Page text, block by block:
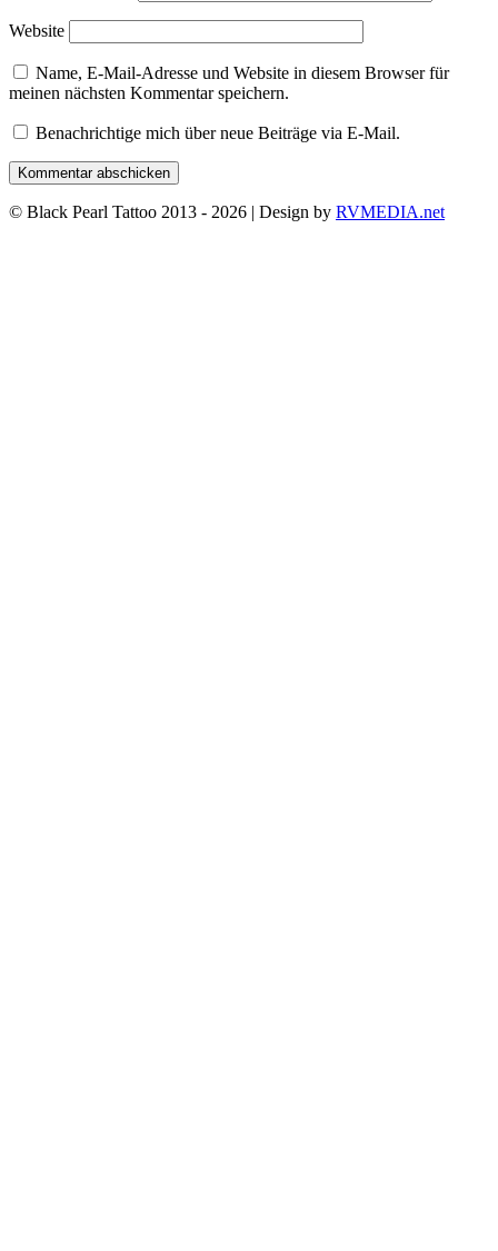
Website
Name, E-Mail-Adresse und Website in diesem Browser für
meinen nächsten Kommentar speichern.
Benachrichtige mich über neue Beiträge via E-Mail.
© Black Pearl Tattoo 2013 - 2026 | Design by RVMEDIA.net